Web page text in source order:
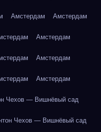
Амстердам Амстердам
Амстердам
Амстердам
Амстердам
Чехов — Вишнёвый сад
Чехов — Вишнёвый сад